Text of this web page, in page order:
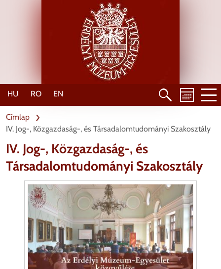
HU RO EN
Címlap
IV. Jog-, Közgazdaság-, és Társadalomtudományi Szakosztály
IV. Jog-, Közgazdaság-, és
Társadalomtudományi Szakosztály